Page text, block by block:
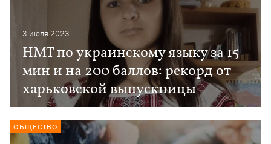
3 июля 2023
НМТ по украинскому языку за 15
мин и на 200 баллов: рекорд от
харьковской выпускницы
ОБЩЕСТВО